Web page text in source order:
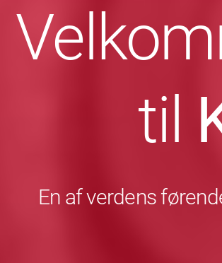
til
En af verdens